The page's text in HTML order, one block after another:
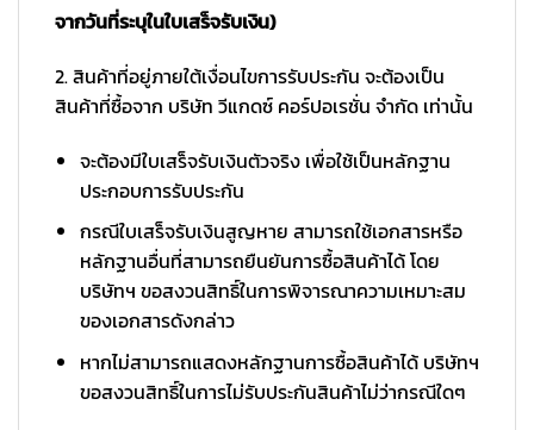
จากวันที่ระบุในใบเสร็จรับเงิน)
2. สินค้าที่อยู่ภายใต้เงื่อนไขการรับประกัน จะต้องเป็น
สินค้าที่ซื้อจาก บริษัท วีแกดซ์ คอร์ปอเรชั่น จำกัด เท่านั้น
จะต้องมีใบเสร็จรับเงินตัวจริง เพื่อใช้เป็นหลักฐาน
ประกอบการรับประกัน
กรณีใบเสร็จรับเงินสูญหาย สามารถใช้เอกสารหรือ
หลักฐานอื่นที่สามารถยืนยันการซื้อสินค้าได้ โดย
บริษัทฯ ขอสงวนสิทธิ์ในการพิจารณาความเหมาะสม
ของเอกสารดังกล่าว
หากไม่สามารถแสดงหลักฐานการซื้อสินค้าได้ บริษัทฯ
ขอสงวนสิทธิ์ในการไม่รับประกันสินค้าไม่ว่ากรณีใดๆ